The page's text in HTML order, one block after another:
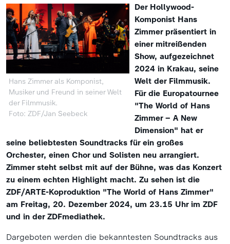
Hans Zimmer als Komponist,
Musiker und Freund in seiner Welt
der Filmmusik.
Foto: ZDF/Jan Seebeck
Der Hollywood-
Komponist Hans
Zimmer präsentiert in
einer mitreißenden
Show, aufgezeichnet
2024 in Krakau, seine
Welt der Filmmusik.
Für die Europatournee
"The World of Hans
Zimmer – A New
Dimension" hat er
seine beliebtesten Soundtracks für ein großes
Orchester, einen Chor und Solisten neu arrangiert.
Zimmer steht selbst mit auf der Bühne, was das Konzert
zu einem echten Highlight macht. Zu sehen ist die
ZDF/ARTE-Koproduktion "The World of Hans Zimmer"
am Freitag, 20. Dezember 2024, um 23.15 Uhr im ZDF
und in der ZDFmediathek.
Dargeboten werden die bekanntesten Soundtracks aus